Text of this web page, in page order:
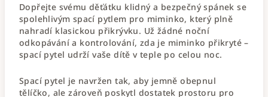
Dopřejte svému děťátku klidný a bezpečný spánek se
spolehlivým spací pytlem pro miminko, který plně
nahradí klasickou přikrývku. Už žádné noční
odkopávání a kontrolování, zda je miminko přikryté –
spací pytel udrží vaše dítě v teple po celou noc.
Spací pytel je navržen tak, aby jemně obepnul
tělíčko, ale zároveň poskytl dostatek prostoru pro